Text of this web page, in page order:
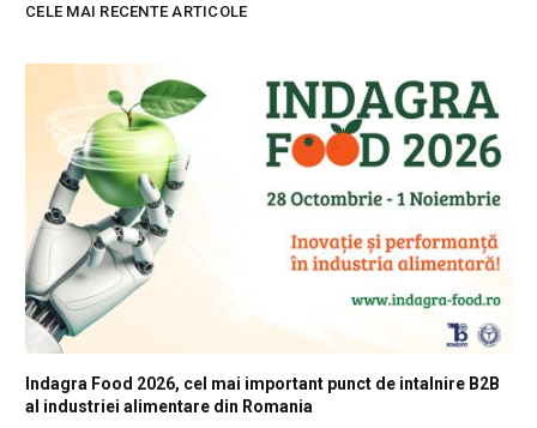
CELE MAI RECENTE ARTICOLE
Indagra Food 2026, cel mai important punct de intalnire B2B
al industriei alimentare din Romania